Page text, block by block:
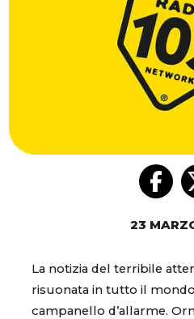
23
La notizia del terribile
risuonata in tutto il
campanello d’allarme.